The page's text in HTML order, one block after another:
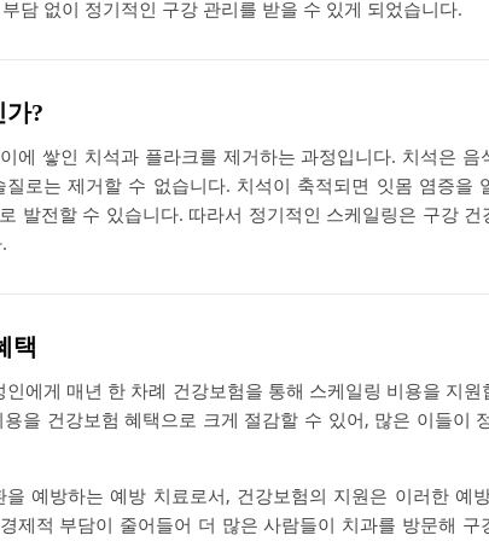
담 없이 정기적인 구강 관리를 받을 수 있게 되었습니다.
가?
에 쌓인 치석과 플라크를 제거하는 과정입니다. 치석은
로는 제거할 수 없습니다. 치석이 축적되면 잇몸 염증을
발전할 수 있습니다. 따라서 정기적인 스케일링은 구강
택
에게 매년 한 차례 건강보험을 통해 스케일링 비용을 지
을 건강보험 혜택으로 크게 절감할 수 있어, 많은 이들이
예방하는 예방 치료로서, 건강보험의 지원은 이러한 예
제적 부담이 줄어들어 더 많은 사람들이 치과를 방문해